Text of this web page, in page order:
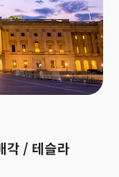
에 출연해 비리를
통이 되는 악재까지
일, 현지시각) 상원
로부터 제소 당한 바
주목하는 가운데
의 서비스 부문
각 / 테슬라